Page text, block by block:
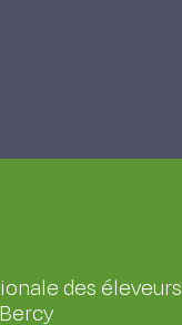
des éleveurs